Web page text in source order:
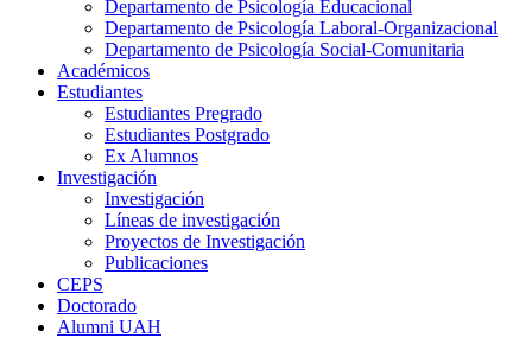
Departamento de Psicología Educacional
Departamento de Psicología Laboral-Organizacional
Departamento de Psicología Social-Comunitaria
Académicos
Estudiantes
Estudiantes Pregrado
Estudiantes Postgrado
Ex Alumnos
Investigación
Investigación
Líneas de investigación
Proyectos de Investigación
Publicaciones
CEPS
Doctorado
Alumni UAH